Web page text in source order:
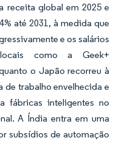
receita global em 2025 e
até 2031, à medida que
e os salários
como a Geek+
o Japão recorreu à
trabalho envelhecida e
fábricas inteligentes no
A Índia entra em uma
subsídios de automação